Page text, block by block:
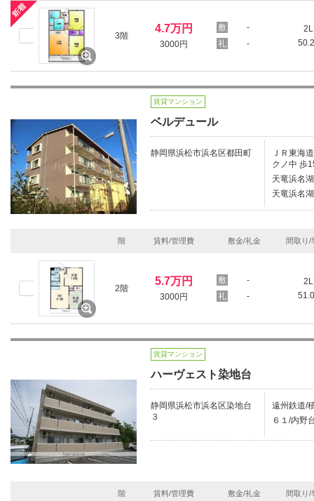
3階
4.7万円
3000円
-
-
賃貸マンション
ベルデュール
静岡県浜松市浜名区都田町
ＪＲ東海
クノ中 歩
天竜浜名
天竜浜名
階 賃料/管理費 敷金/礼金 間取り/
2階
5.7万円
3000円
-
-
賃貸マンション
ハーヴェスト染地台
静岡県浜松市浜名区染地台
３
遠州鉄道/
６１/内野
階 賃料/管理費 敷金/礼金 間取り/